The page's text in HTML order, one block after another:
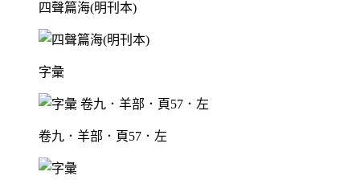
四聲篇海(明刊本)
字彙
卷九．羊部．頁57．左